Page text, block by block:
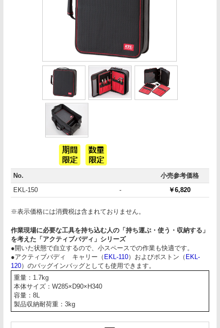
No.
小売参考価格
EKL-150
- ￥6,820
※表示価格には消費税は含まれておりません。
作業現場に必要な工具を持ち込む人の「持ち運ぶ・使う・収納する」
を考えた「アクティブバディ」シリーズ
●開いた状態で自立するので、小スペースでの作業も快適です。
●アクティブバディ キャリー（ EKL-110）およびボストン（ EKL-
120）のバッグインバッグとしても使用できます。
重量：1.7kg
本体サイズ：W285×D90×H340
容量：8L
製品収納耐荷重：3kg